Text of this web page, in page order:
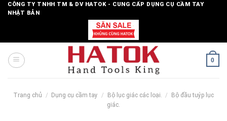
SkipCÔNG TY TNHH TM & DV HATOK - CUNG CẤP DỤNG CỤ CẦM TAY
NHẬT BẢN
0
Trang chủ / Dụng cụ cầm tay / Bộ lục giác các loại. /
Bộ đầu tuýp lục
giác.